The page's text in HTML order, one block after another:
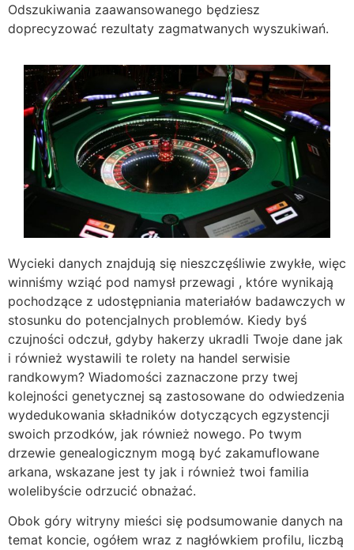
Odszukiwania zaawansowanego będziesz
doprecyzować rezultaty zagmatwanych wyszukiwań.
Wycieki danych znajdują się nieszczęśliwie zwykłe, więc
winniśmy wziąć pod namysł przewagi , które wynikają
pochodzące z udostępniania materiałów badawczych w
stosunku do potencjalnych problemów. Kiedy byś
czujności odczuł, gdyby hakerzy ukradli Twoje dane jak
i również wystawili te rolety na handel serwisie
randkowym? Wiadomości zaznaczone przy twej
kolejności genetycznej są zastosowane do odwiedzenia
wydedukowania składników dotyczących egzystencji
swoich przodków, jak również nowego. Po twym
drzewie genealogicznym mogą być zakamuflowane
arkana, wskazane jest ty jak i również twoi familia
wolelibyście odrzucić obnażać.
Obok góry witryny mieści się podsumowanie danych na
temat koncie, ogółem wraz z nagłówkiem profilu, liczbą